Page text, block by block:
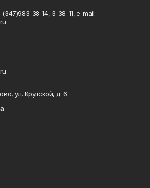
38-14, 3-38-11, e-mail:
ул. Крупской, д. 6